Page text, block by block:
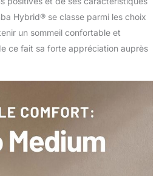
Hybrid® se classe parmi les choix
un sommeil confortable et
ce fait sa forte appréciation auprès